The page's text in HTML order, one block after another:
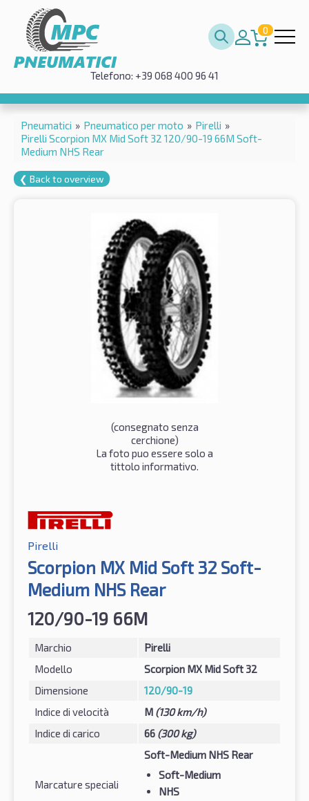
0
Telefono: +39 068 400 96 41
Pneumatici » Pneumatico per moto » Pirelli »
Pirelli Scorpion MX Mid Soft 32 120/90-19 66M Soft-
Medium NHS Rear
❮ Back to overview
(consegnato senza
cerchione)
La foto puo essere solo a
tittolo informativo.
Pirelli
Scorpion MX Mid Soft 32 Soft-
Medium NHS Rear
120/90-19 66M
Marchio
Pirelli
Modello
Scorpion MX Mid Soft 32
Dimensione
120/90-19
Indice di velocità
M (130 km/h)
Indice di carico
66 (300 kg)
Marcature speciali
Soft-Medium NHS Rear
Soft-Medium
NHS